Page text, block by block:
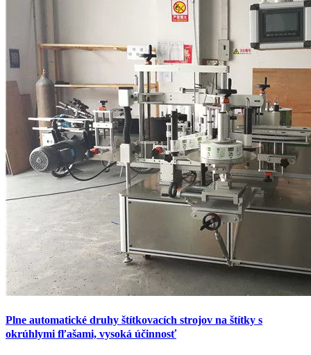
Plne automatické druhy štítkovacích strojov na štítky s
okrúhlymi fľašami, vysoká účinnosť